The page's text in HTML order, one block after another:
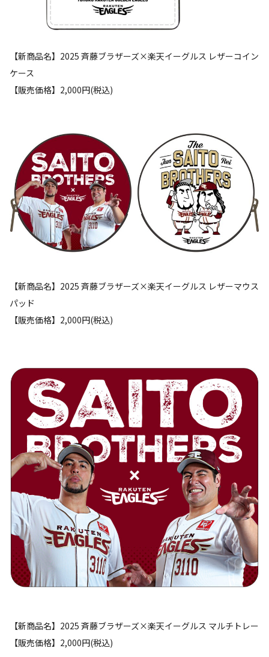
【新商品名】2025 斉藤ブラザーズ×楽天イーグルス レザーコイン
ケース
【販売価格】2,000円(税込)
【新商品名】2025 斉藤ブラザーズ×楽天イーグルス レザーマウス
パッド
【販売価格】2,000円(税込)
【新商品名】2025 斉藤ブラザーズ×楽天イーグルス マルチトレー
【販売価格】2,000円(税込)